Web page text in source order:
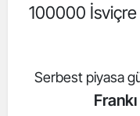
100000 İsviçre
Serbest piyasa